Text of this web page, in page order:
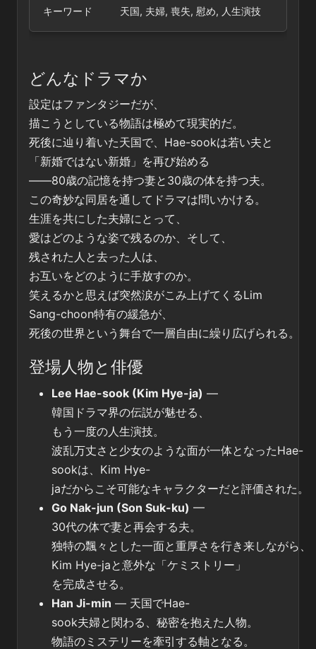
キーワード 天国, 夫婦, 喪失, 慰め, 人生演技
どんなドラマか
設定はファンタジーだが、
描こうとしている物語は極めて現実的だ。
死後に辿り着いた天国で、Hae-sookは若い夫と
「新婚ではない新婚」を再び始める
――80歳の記憶を持つ妻と30歳の体を持つ夫。
この奇妙な同居を通してドラマは問いかける。
生涯を共にした夫婦にとって、
愛はどのような姿で残るのか、そして、
残された人と去った人は、
お互いをどのように手放すのか。
笑えるかと思えば突然涙がこみ上げてくるLim
Sang-choon特有の緩急が、
死後の世界という舞台で一層自由に繰り広げられる。
登場人物と俳優
Lee Hae-sook (Kim Hye-ja) —
韓国ドラマ界の伝説が魅せる、
もう一度の人生演技。
波乱万丈さと少女のような面が一体となったHae-
sookは、Kim Hye-
jaだからこそ可能なキャラクターだと評価された。
Go Nak-jun (Son Suk-ku) —
30代の体で妻と再会する夫。
独特の飄々とした一面と重厚さを行き来しながら、
Kim Hye-jaと意外な「ケミストリー」
を完成させる。
Han Ji-min — 天国でHae-
sook夫婦と関わる、秘密を抱えた人物。
物語のミステリーを牽引する軸となる。